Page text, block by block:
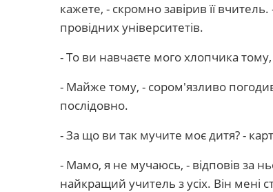
кажете, - скромно завірив її
провідних університетів.
- То ви навчаєте мого хлопчика
- Майже тому, - сором'язливо
послідовно.
- За що ви так мучите моє дитя? -
- Мамо, я не мучаюсь, - відповів за
найкращий учитель з усіх. Він мені